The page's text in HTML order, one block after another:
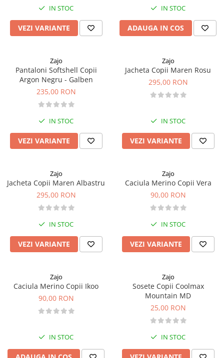
IN STOC
VEZI VARIANTE
IN STOC
ADAUGA IN COS
Zajo
Pantaloni Softshell Copii
Argon Negru - Galben
235,00 RON
IN STOC
VEZI VARIANTE
Zajo
Jacheta Copii Maren Rosu
295,00 RON
IN STOC
VEZI VARIANTE
Zajo
Jacheta Copii Maren Albastru
295,00 RON
IN STOC
VEZI VARIANTE
Zajo
Caciula Merino Copii Vera
90,00 RON
IN STOC
VEZI VARIANTE
Zajo
Caciula Merino Copii Ikoo
90,00 RON
IN STOC
Zajo
Sosete Copii Coolmax
Mountain MD
25,00 RON
IN STOC